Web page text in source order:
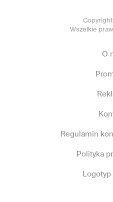
Wszelkie
O
Regulamin
Polityka
Logotyp